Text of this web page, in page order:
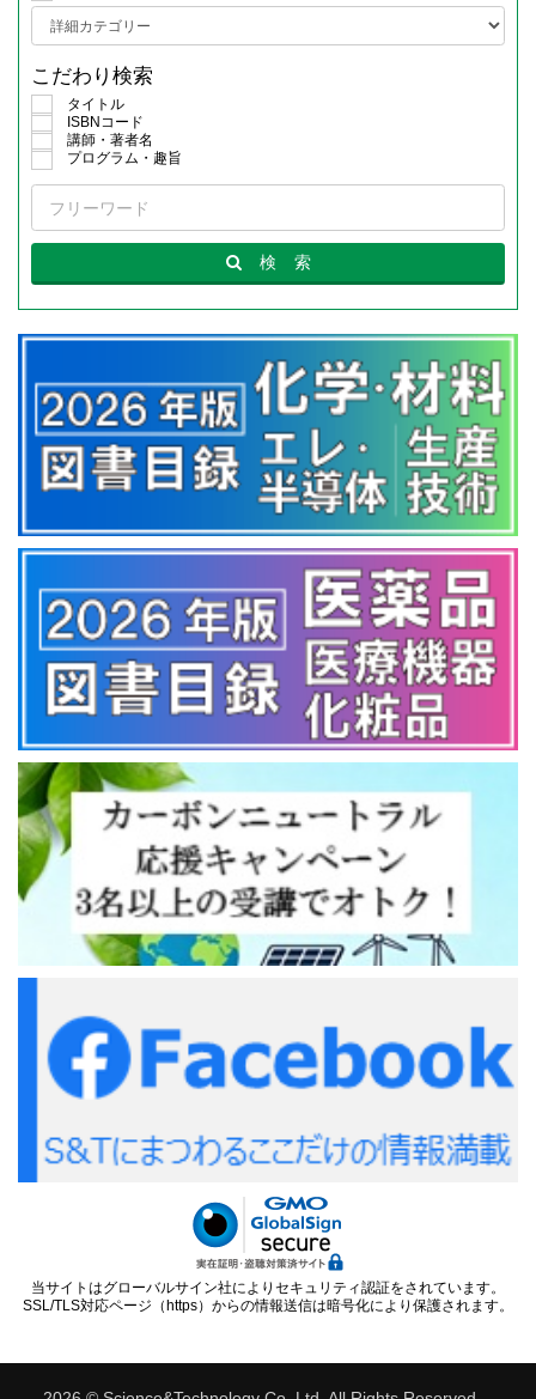
こだわり検索
タイトル
ISBNコード
講師・著者名
プログラム・趣旨
検 索
当サイトはグローバルサイン社によりセキュリティ認証をされています。
SSL/TLS対応ページ（https）からの情報送信は暗号化により保護されます。